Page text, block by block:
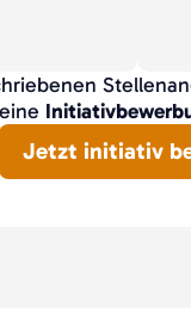
Jetzt initiativ